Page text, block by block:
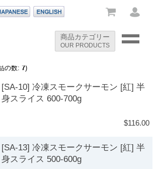
の数:7)
[SA-10] 冷凍スモークサーモン [紅] 半
身スライス 600-700g
$116.00
[SA-13] 冷凍スモークサーモン [紅] 半
身スライス 500-600g
商品カテゴリー
OUR PRODUCTS